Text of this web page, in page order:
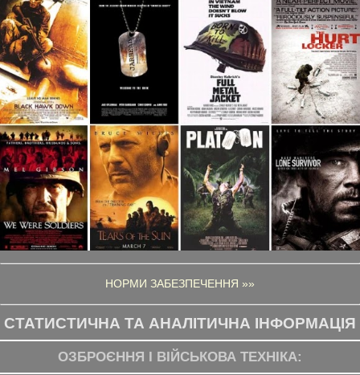
НОРМИ ЗАБЕЗПЕЧЕННЯ »»
СТАТИСТИЧНА ТА АНАЛІТИЧНА ІНФОРМАЦІЯ
ОЗБРОЄННЯ І ВІЙСЬКОВА ТЕХНІКА: